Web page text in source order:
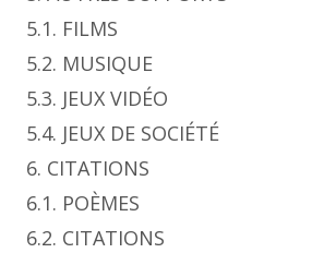
5.1. FILMS
5.2. MUSIQUE
5.3. JEUX VIDÉO
5.4. JEUX DE SOCIÉTÉ
6. CITATIONS
6.1. POÈMES
6.2. CITATIONS